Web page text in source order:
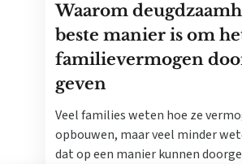
Waarom
beste manier is om
familievermogen
geven
Veel families weten hoe ze
opbouwen, maar veel minder
dat op een manier kunnen